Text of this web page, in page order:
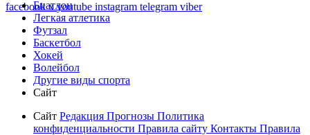
facebookxyoutube instagram telegram viber
Биатлон
Легкая атлетика
Футзал
Баскетбол
Хокей
Волейбол
Другие виды спорта
Сайт
Сайт Редакция Прогнозы Политика
конфиденциальности Правила сайту Контакты Правила